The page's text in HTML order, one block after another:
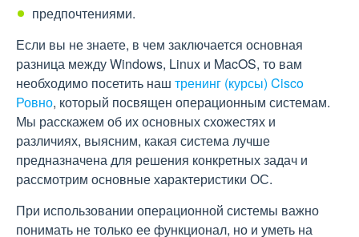
предпочтениями.
Если вы не знаете, в чем заключается основная
разница между Windows, Linux и MacOS, то вам
необходимо посетить наш тренинг (курсы) Cisco
Ровно, который посвящен операционным системам.
Мы расскажем об их основных схожестях и
различиях, выясним, какая система лучше
предназначена для решения конкретных задач и
рассмотрим основные характеристики ОС.
При использовании операционной системы важно
понимать не только ее функционал, но и уметь на